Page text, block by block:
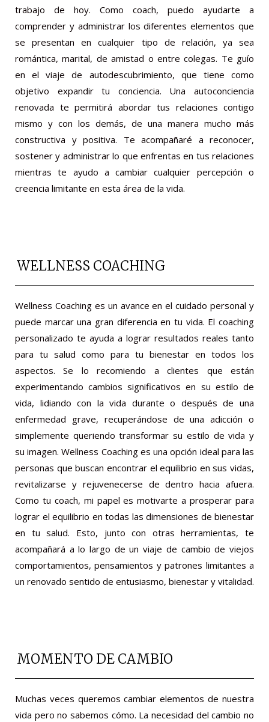
trabajo de hoy. Como coach, puedo ayudarte a
comprender y administrar los diferentes elementos que
se presentan en cualquier tipo de relación, ya sea
romántica, marital, de amistad o entre colegas. Te guío
en el viaje de autodescubrimiento, que tiene como
objetivo expandir tu conciencia. Una autoconciencia
renovada te permitirá abordar tus relaciones contigo
mismo y con los demás, de una manera mucho más
constructiva y positiva. Te acompañaré a reconocer,
sostener y administrar lo que enfrentas en tus relaciones
mientras te ayudo a cambiar cualquier percepción o
creencia limitante en esta área de la vida.
WELLNESS COACHING
Wellness Coaching es un avance en el cuidado personal y
puede marcar una gran diferencia en tu vida. El coaching
personalizado te ayuda a lograr resultados reales tanto
para tu salud como para tu bienestar en todos los
aspectos. Se lo recomiendo a clientes que están
experimentando cambios significativos en su estilo de
vida, lidiando con la vida durante o después de una
enfermedad grave, recuperándose de una adicción o
simplemente queriendo transformar su estilo de vida y
su imagen. Wellness Coaching es una opción ideal para las
personas que buscan encontrar el equilibrio en sus vidas,
revitalizarse y rejuvenecerse de dentro hacia afuera.
Como tu coach, mi papel es motivarte a prosperar para
lograr el equilibrio en todas las dimensiones de bienestar
en tu salud. Esto, junto con otras herramientas, te
acompañará a lo largo de un viaje de cambio de viejos
comportamientos, pensamientos y patrones limitantes a
un renovado sentido de entusiasmo, bienestar y vitalidad.
MOMENTO DE CAMBIO
Muchas veces queremos cambiar elementos de nuestra
vida pero no sabemos cómo. La necesidad del cambio no